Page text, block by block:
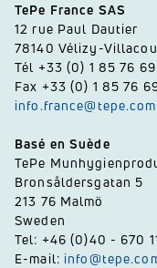
TePe France SAS
12 rue Paul Dautier
78140 Vélizy-
Tél +33 (0) 1 85 76
Fax +33 (0) 1 85 76
info.france@tepe.com
Basé en Suède
TePe
Bronsåldersgatan 5
213 76 Malmö
Sweden
Tel: +46 (0)40 - 670
E-mail: